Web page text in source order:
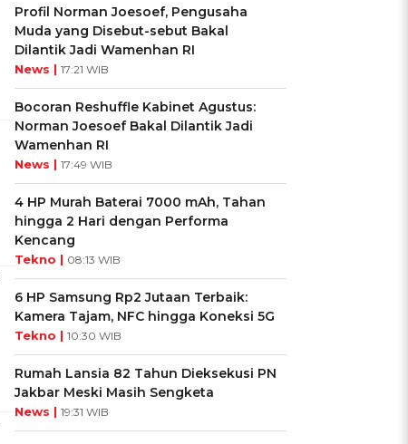
Profil Norman Joesoef, Pengusaha
Muda yang Disebut-sebut Bakal
Dilantik Jadi Wamenhan RI
News | 17:21 WIB
Bocoran Reshuffle Kabinet Agustus:
Norman Joesoef Bakal Dilantik Jadi
Wamenhan RI
News | 17:49 WIB
4 HP Murah Baterai 7000 mAh, Tahan
hingga 2 Hari dengan Performa
Kencang
Tekno | 08:13 WIB
6 HP Samsung Rp2 Jutaan Terbaik:
Kamera Tajam, NFC hingga Koneksi 5G
Tekno | 10:30 WIB
Rumah Lansia 82 Tahun Dieksekusi PN
Jakbar Meski Masih Sengketa
News | 19:31 WIB